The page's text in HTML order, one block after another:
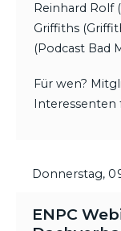
Reinhard Rolf
Griffiths
(Podcast Bad
Für wen?
Donnerstag,
ENPC